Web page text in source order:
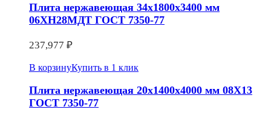
Плита нержавеющая 34х1800х3400 мм
06ХН28МДТ ГОСТ 7350-77
237,977 ₽
В корзинуКупить в 1 клик
Плита нержавеющая 20х1400х4000 мм 08Х13
ГОСТ 7350-77